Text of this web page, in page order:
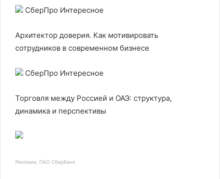
СберПро Интересное
Архитектор доверия. Как мотивировать
сотрудников в современном бизнесе
СберПро Интересное
Торговля между Россией и ОАЭ: структура,
динамика и перспективы
Реклама, ПАО Сбербанк